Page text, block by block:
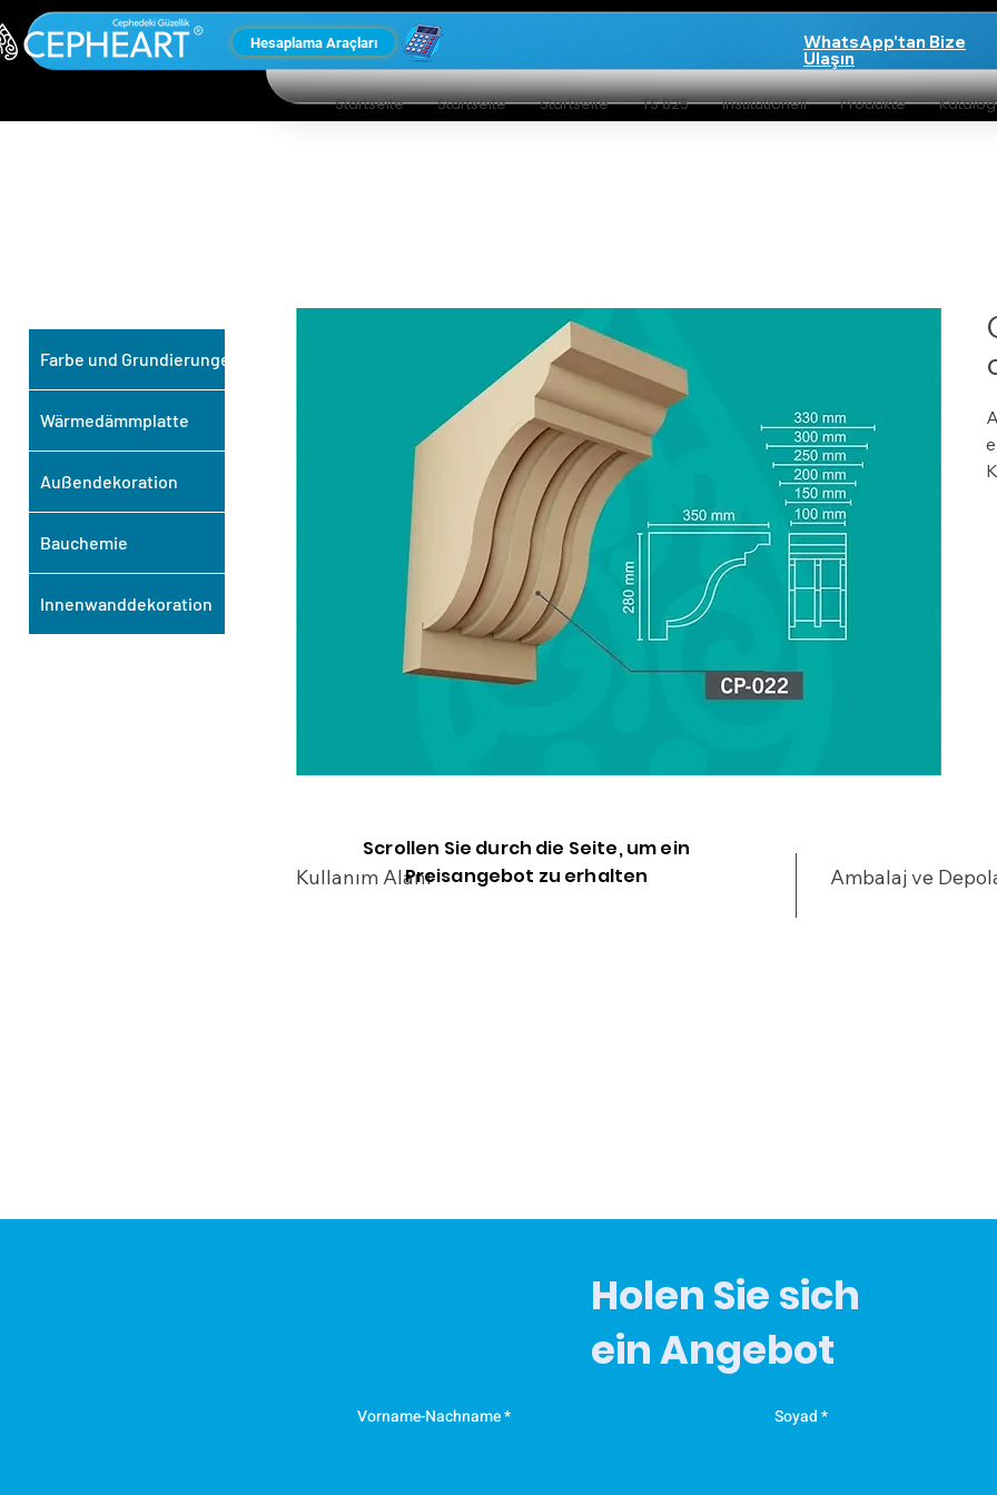
Hesaplama Araçları WhatsApp'tan Bize
Ulaşın
Startseite Startseite Startseite TS 825 Institutionell Produkte
Kullanım Alanı Ambalaj ve
Scrollen Sie durch die Seite, um ein
Preisangebot zu erhalten
Farbe und Grundierungen
Wärmedämmplatte
Außendekoration
Bauchemie
Innenwanddekoration
Holen Sie sich
ein Angebot
Vorname-Nachname Soyad